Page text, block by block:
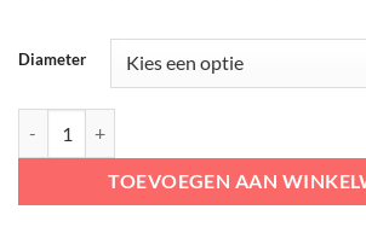
Diameter
TOEVOEGEN AAN